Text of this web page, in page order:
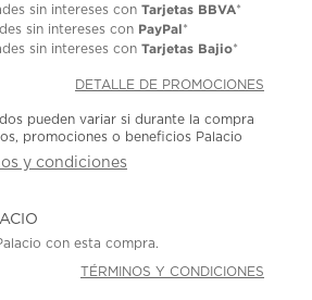
sin intereses conTarjetas BBVA*
sin intereses con PayPal*
sin intereses conTarjetas Bajio*
DETALLE DE PROMOCIONES
pueden variar si durante la compra
promociones o beneficios Palacio
y condiciones
con esta compra.
TÉRMINOS Y CONDICIONES